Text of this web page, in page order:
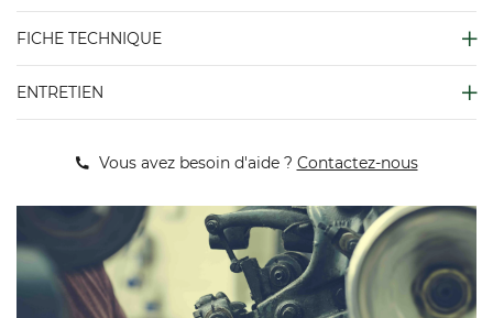
FICHE TECHNIQUE
ENTRETIEN
Vous avez besoin d'aide ? Contactez-nous